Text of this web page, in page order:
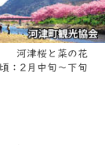
河津桜と菜の花
：2月中旬〜下旬